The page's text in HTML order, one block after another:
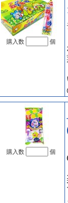
購入数 個
購入数 個